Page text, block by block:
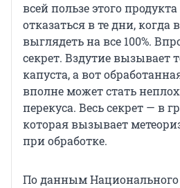
всей пользе этого
отказаться в те дни, когда
выглядеть на все 100%.
секрет. Вздутие вызывает
капуста, а вот
вполне может стать
перекуса. Весь секрет — в
которая вызывает
при обработке.
По данным